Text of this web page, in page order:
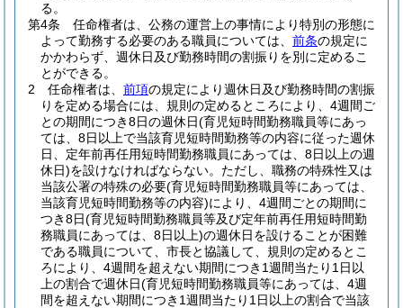
る。
第4条
任命権者は、公務の運営上の事情により特別の形態に
よって勤務する必要のある職員については、 前条の規定に
かかわらず、週休日及び勤務時間の割振りを別に定めるこ
とができる。
2
任命権者は、 前項の規定により週休日及び勤務時間の割振
りを定める場合には、規則の定めるところにより、4週間ご
との期間につき8日の週休日(育児短時間勤務職員等にあっ
ては、8日以上で当該育児短時間勤務等の内容に従った週休
日、定年前再任用短時間勤務職員にあっては、8日以上の週
休日)を設けなければならない。 ただし、職務の特殊性又は
当該公署の特殊の必要(育児短時間勤務職員等にあっては、
当該育児短時間勤務等の内容)により、4週間ごとの期間に
つき8日(育児短時間勤務職員等及び定年前再任用短時間勤
務職員にあっては、8日以上)の週休日を設けることが困難
である職員について、市長と協議して、規則の定めるとこ
ろにより、4週間を超えない期間につき1週間当たり1日以
上の割合で週休日(育児短時間勤務職員等にあっては、4週
間を超えない期間につき1週間当たり1日以上の割合で当該